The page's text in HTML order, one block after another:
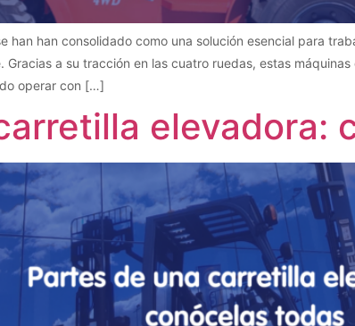
han han consolidado como una solución esencial para
a su tracción en las cuatro ruedas, estas
operar con […]
elevadora: